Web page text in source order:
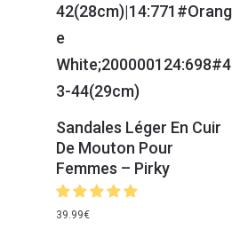
Sandales Léger En Cuir
De Mouton Pour
Femmes – Pirky
39.99€